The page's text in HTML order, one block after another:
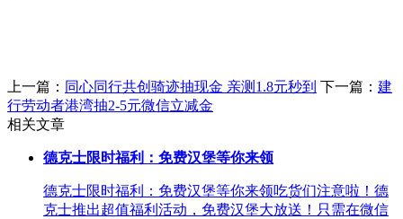
上一篇： 同心同行共创骑迹抽现金 亲测1.8元秒到 下一篇： 建
行劳动者港湾抽2-5元微信立减金
相关文章
德克士限时福利：免费汉堡等你来领
德克士限时福利：免费汉堡等你来领吃货们注意啦！德
克士推出超值福利活动，免费汉堡大放送！只需在微信